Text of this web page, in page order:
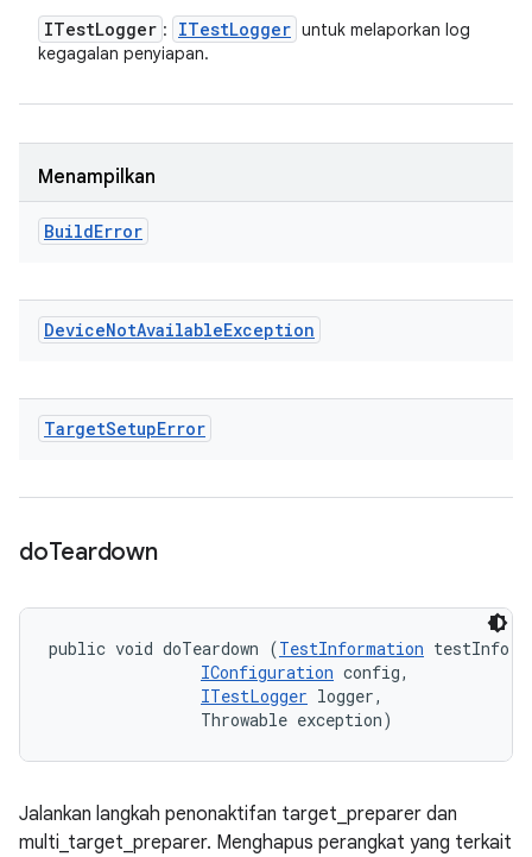
ITestLogger : ITestLogger untuk melaporkan log
kegagalan penyiapan.
Menampilkan
BuildError
DeviceNotAvailableException
TargetSetupError
doTeardown
public void doTeardown (TestInformation testInfo,
IConfiguration config,
ITestLogger logger,
                Throwable exception)
Jalankan langkah penonaktifan target_preparer dan
multi_target_preparer. Menghapus perangkat yang terkait